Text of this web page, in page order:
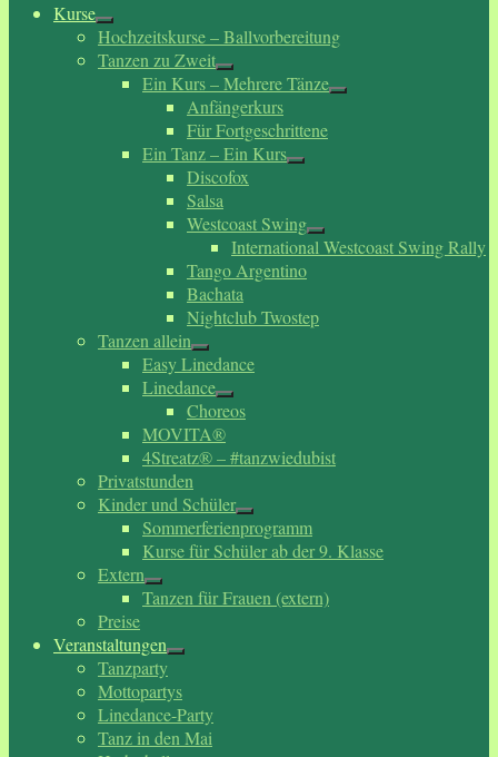
Kurse
Hochzeitskurse – Ballvorbereitung
Tanzen zu Zweit
Ein Kurs – Mehrere Tänze
Anfängerkurs
Für Fortgeschrittene
Ein Tanz – Ein Kurs
Discofox
Salsa
Westcoast Swing
International Westcoast Swing Rally
Tango Argentino
Bachata
Nightclub Twostep
Tanzen allein
Easy Linedance
Linedance
Choreos
MOVITA®
4Streatz® – #tanzwiedubist
Privatstunden
Kinder und Schüler
Sommerferienprogramm
Kurse für Schüler ab der 9. Klasse
Extern
Tanzen für Frauen (extern)
Preise
Veranstaltungen
Tanzparty
Mottopartys
Linedance-Party
Tanz in den Mai